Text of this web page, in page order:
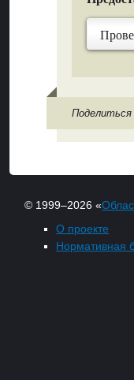
Поделиться
© 1999–2026 «
О проекте
Нормативная